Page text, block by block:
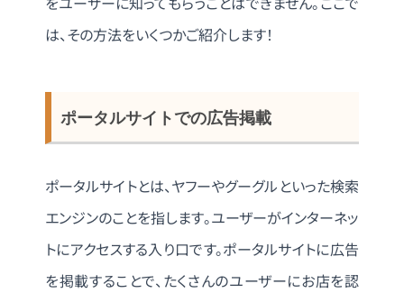
は、その方法をいくつかご紹介します！
ポータルサイトでの広告掲載
ポータルサイトとは、ヤフーやグーグルといった検索
エンジンのことを指します。ユーザーがインターネッ
トにアクセスする入り口です。ポータルサイトに広告
を掲載することで、たくさんのユーザーにお店を認